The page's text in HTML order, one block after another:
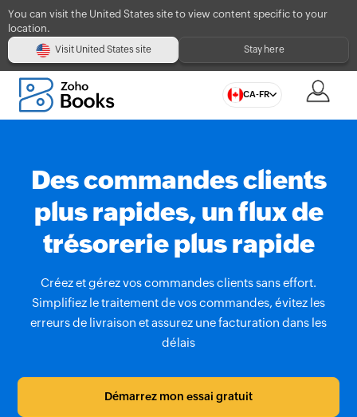
You can visit the United States site to view content specific to your
location.
Visit United States site Stay here
CA-FR
Des commandes clients
plus rapides, un flux de
trésorerie plus rapide
Créez et gérez vos commandes clients sans effort.
Simplifiez le traitement de vos commandes, évitez les
erreurs de livraison et assurez une facturation dans les
délais
Démarrez mon essai gratuit